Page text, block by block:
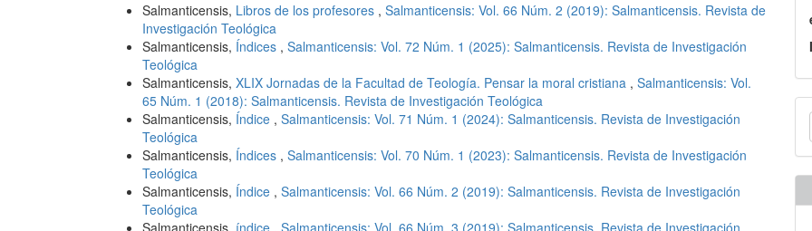
Salmanticensis, Libros de los profesores , Salmanticensis: Vol. 66 Núm. 2 (2019): Salmanticensis. Revista de
Investigación Teológica
Salmanticensis, Índices , Salmanticensis: Vol. 72 Núm. 1 (2025): Salmanticensis. Revista de Investigación
Teológica
Salmanticensis, XLIX Jornadas de la Facultad de Teología. Pensar la moral cristiana , Salmanticensis: Vol.
65 Núm. 1 (2018): Salmanticensis. Revista de Investigación Teológica
Salmanticensis, Índice , Salmanticensis: Vol. 71 Núm. 1 (2024): Salmanticensis. Revista de Investigación
Teológica
Salmanticensis, Índices , Salmanticensis: Vol. 70 Núm. 1 (2023): Salmanticensis. Revista de Investigación
Teológica
Salmanticensis, Índice , Salmanticensis: Vol. 66 Núm. 2 (2019): Salmanticensis. Revista de Investigación
Teológica
Salmanticensis, índice , Salmanticensis: Vol. 66 Núm. 3 (2019): Salmanticensis. Revista de Investigación